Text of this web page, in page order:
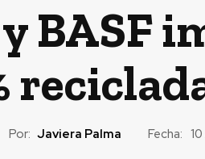
BASF
Por: Javiera Palma Fecha: